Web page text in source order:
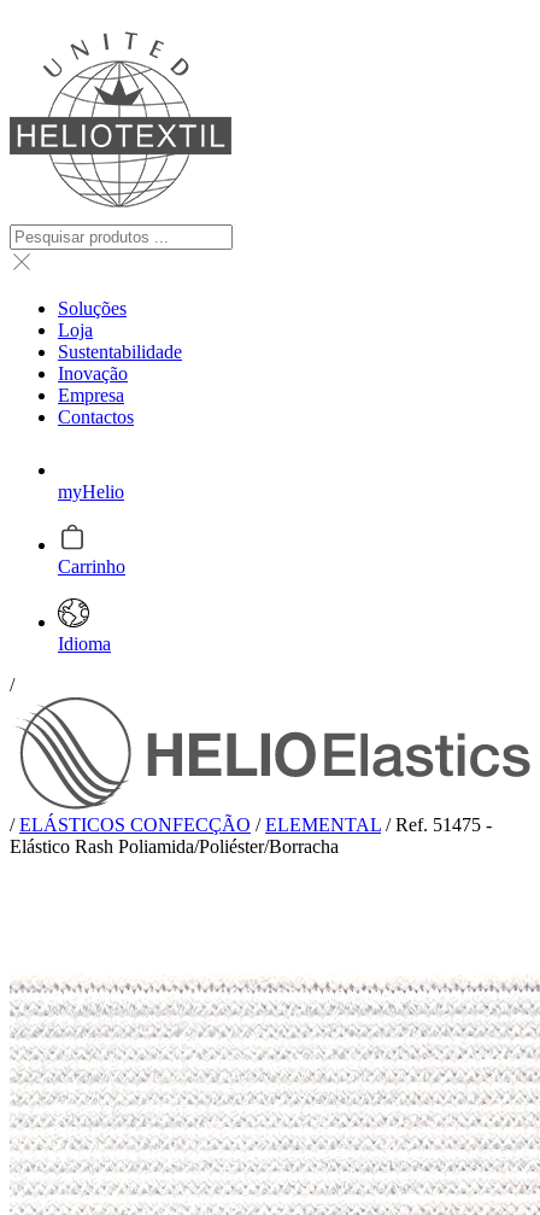
Soluções
Loja
Sustentabilidade
Inovação
Empresa
Contactos
myHelio
Carrinho
Idioma
/
/ ELÁSTICOS CONFECÇÃO / ELEMENTAL / Ref. 51475 -
Elástico Rash Poliamida/Poliéster/Borracha